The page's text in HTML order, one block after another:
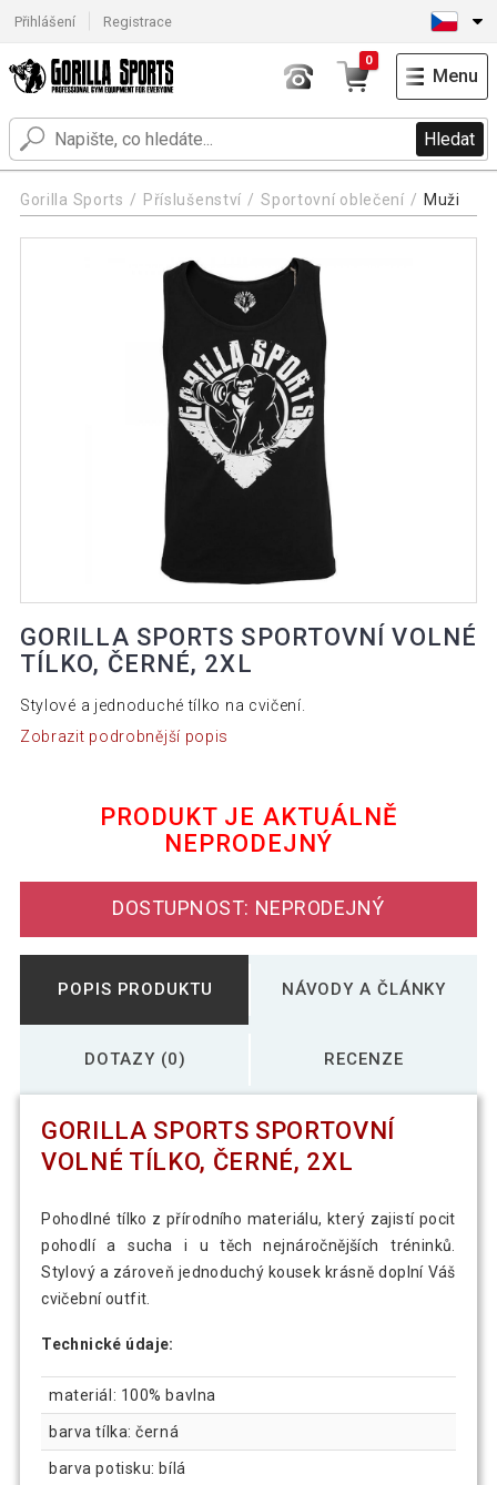
Přihlášení Registrace
Hledat
0
Menu
Gorilla Sports Příslušenství Sportovní oblečení Muži
GORILLA SPORTS SPORTOVNÍ VOLNÉ
TÍLKO, ČERNÉ, 2XL
Stylové a jednoduché tílko na cvičení.
Zobrazit podrobnější popis
PRODUKT JE AKTUÁLNĚ
NEPRODEJNÝ
DOSTUPNOST: NEPRODEJNÝ
POPIS PRODUKTU NÁVODY A ČLÁNKY
DOTAZY (0) RECENZE
GORILLA SPORTS SPORTOVNÍ
VOLNÉ TÍLKO, ČERNÉ, 2XL
Pohodlné tílko z přírodního materiálu, který zajistí pocit
pohodlí a sucha i u těch nejnáročnějších tréninků.
Stylový a zároveň jednoduchý kousek krásně doplní Váš
cvičební outfit.
Technické údaje:
materiál: 100% bavlna
barva tílka: černá
barva potisku: bílá